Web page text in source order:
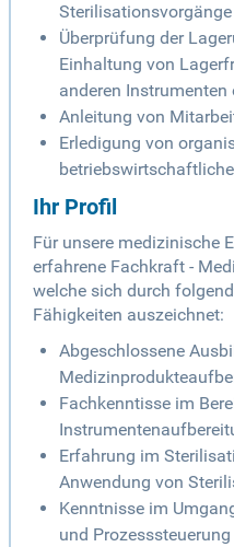
Überprüfung der
Einhaltung von
anderen
Anleitung von
Erledigung von
Ihr Profil
Für unsere medizinische
erfahrene Fachkraft -
welche sich durch
Fähigkeiten auszeichnet:
Abgeschlossene
Fachkenntisse im
Erfahrung im
Anwendung von
Kenntnisse im
und